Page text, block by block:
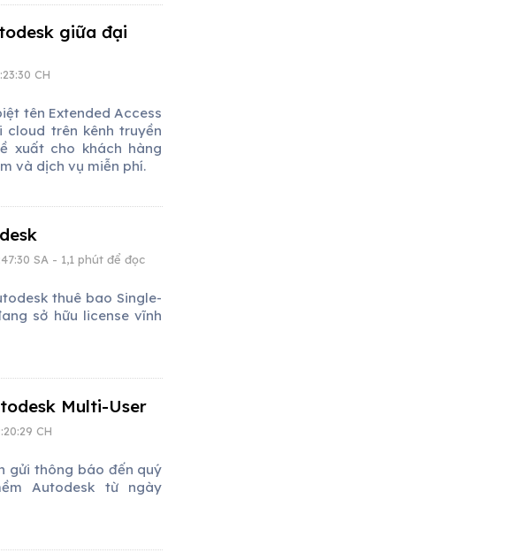
giữa đại
CH
tên Extended Access
trên kênh truyền
xuất cho khách hàng
và dịch vụ miễn phí.
SA - 1,1 phút để đọc
thuê bao Single-
sở hữu license vĩnh
Multi-User
CH
gửi thông báo đến quý
Autodesk từ ngày